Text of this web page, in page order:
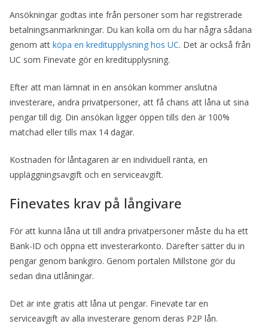
Ansökningar godtas inte från personer som har registrerade
betalningsanmärkningar. Du kan kolla om du har några sådana
genom att köpa en kreditupplysning hos UC. Det är också från
UC som Finevate gör en kreditupplysning.
Efter att man lämnat in en ansökan kommer anslutna
investerare, andra privatpersoner, att få chans att låna ut sina
pengar till dig. Din ansökan ligger öppen tills den är 100%
matchad eller tills max 14 dagar.
Kostnaden för låntagaren är en individuell ränta, en
uppläggningsavgift och en serviceavgift.
Finevates krav på långivare
För att kunna låna ut till andra privatpersoner måste du ha ett
Bank-ID och öppna ett investerarkonto. Därefter sätter du in
pengar genom bankgiro. Genom portalen Millstone gör du
sedan dina utlåningar.
Det är inte gratis att låna ut pengar. Finevate tar en
serviceavgift av alla investerare genom deras P2P lån.